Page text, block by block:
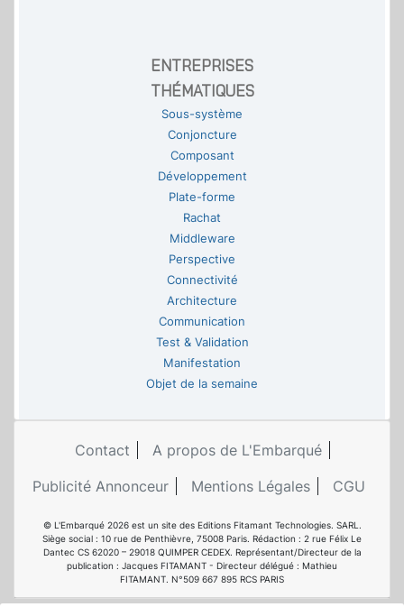
ENTREPRISES
THÉMATIQUES
Sous-système
Conjoncture
Composant
Développement
Plate-forme
Rachat
Middleware
Perspective
Connectivité
Architecture
Communication
Test & Validation
Manifestation
Objet de la semaine
Contact
A propos de L'Embarqué
Publicité Annonceur
Mentions Légales CGU
© L'Embarqué 2026 est un site des Editions Fitamant Technologies. SARL.
Siège social : 10 rue de Penthièvre, 75008 Paris. Rédaction : 2 rue Félix Le
Dantec CS 62020 – 29018 QUIMPER CEDEX. Représentant/Directeur de la
publication : Jacques FITAMANT - Directeur délégué : Mathieu
FITAMANT. N°509 667 895 RCS PARIS